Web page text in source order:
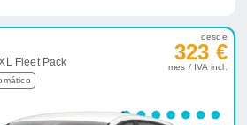
Fleet Pack
desde
323 €
mes / IVA incl.